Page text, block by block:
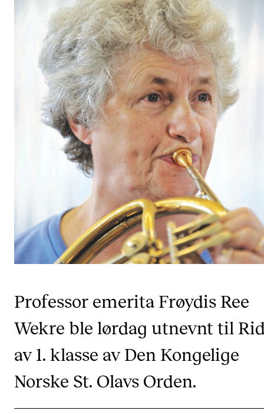
STUDENTLIV
Søknad og opptak
Biblioteket
Fagmiljøer
Salane våre
Studentutvalet SUT (student.nmh.no)
CREMAH
NordART
Publikasjoner
INTERNASJONALT
Utveksling
Internasjonal strategi
Professor emerita Frøydis Ree
Wekre ble lørdag utnevnt til
av 1. klasse av Den Kongelige
Norske St. Olavs Orden.